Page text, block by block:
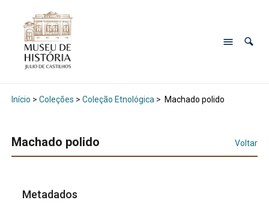
Início > Coleções > Coleção Etnológica > Machado polido
Machado polido Voltar
Metadados